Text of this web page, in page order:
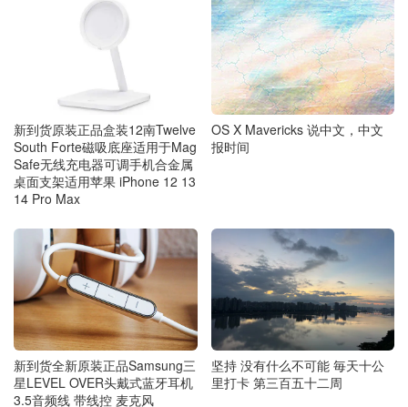
新到货原装正品盒装12南Twelve
South Forte磁吸底座适用于Mag
Safe无线充电器可调手机合金属
桌面支架适用苹果 iPhone 12 13
14 Pro Max
OS X Mavericks 说中文，中文
报时间
新到货全新原装正品Samsung三
星LEVEL OVER头戴式蓝牙耳机
3.5音频线 带线控 麦克风
坚持 没有什么不可能 毎天十公
里打卡 第三百五十二周